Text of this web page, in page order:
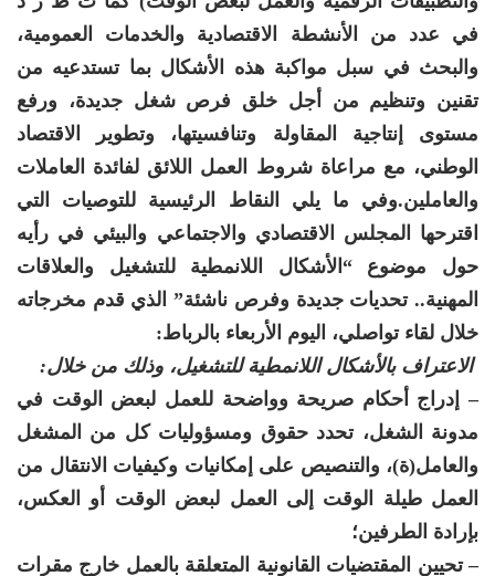
في عدد من الأنشطة الاقتصادية والخدمات العمومية،
والبحث في سبل مواكبة هذه الأشكال بما تستدعيه من
تقنين وتنظيم من أجل خلق فرص شغل جديدة، ورفع
مستوى إنتاجية المقاولة وتنافسيتها، وتطوير الاقتصاد
الوطني، مع مراعاة شروط العمل اللائق لفائدة العاملات
والعاملين.وفي ما يلي النقاط الرئيسية للتوصيات التي
اقترحها المجلس الاقتصادي والاجتماعي والبيئي في رأيه
حول موضوع “الأشكال اللانمطية للتشغيل والعلاقات
المهنية.. تحديات جديدة وفرص ناشئة” الذي قدم مخرجاته
خلال لقاء تواصلي، اليوم الأربعاء بالرباط:
الاعتراف بالأشكال اللانمطية للتشغيل، وذلك من خلال:
– إدراج أحكام صريحة وواضحة للعمل لبعض الوقت في
مدونة الشغل، تحدد حقوق ومسؤوليات كل من المشغل
والعامل(ة)، والتنصيص على إمكانيات وكيفيات الانتقال من
العمل طيلة الوقت إلى العمل لبعض الوقت أو العكس،
بإرادة الطرفين؛
– تحيين المقتضيات القانونية المتعلقة بالعمل خارج مقرات